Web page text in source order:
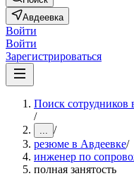
Авдеевка
Войти
Войти
Зарегистрироваться
Поиск сотрудников
/
... /
резюме в Авдеевке/
инженер по
полная занятость